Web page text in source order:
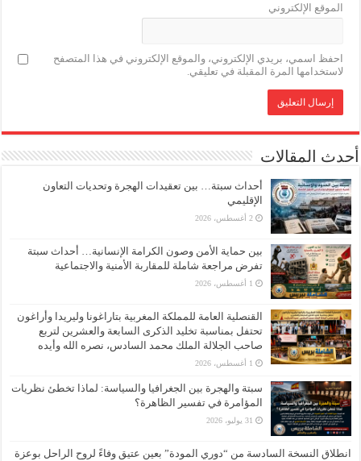
الموقع الإلكتروني
احفظ اسمي، بريدي الإلكتروني، والموقع الإلكتروني في هذا المتصفح
لاستخدامها المرة المقبلة في تعليقي.
أحدث المقالات
أحداث سبتة… بين تعقيدات الهجرة وتحديات التعاون
الإقليمي
2 أغسطس، 2026
بين حماية الأمن وصون الكرامة الإنسانية… أحداث سبتة
تفرض مراجعة شاملة للمقاربة الأمنية والاجتماعية
1 أغسطس، 2026
القنصلية العامة للمملكة المغربية بتاراغونا وليريدا وأراغون
تحتفل بمناسبة تخليد الذكرى السابعة والعشرين لتربع
صاحب الجلالة الملك محمد السادس، نصره الله وأيده
1 أغسطس، 2026
سبتة والهجرة بين الجغرافيا والسياسة: لماذا تخطئ نظريات
المؤامرة في تفسير الظاهرة؟
31 يوليو، 2026
انطلاق النسخة السادسة من “دوري المودة” بعين عتيق وفاءً لروح الراحل بوعزة